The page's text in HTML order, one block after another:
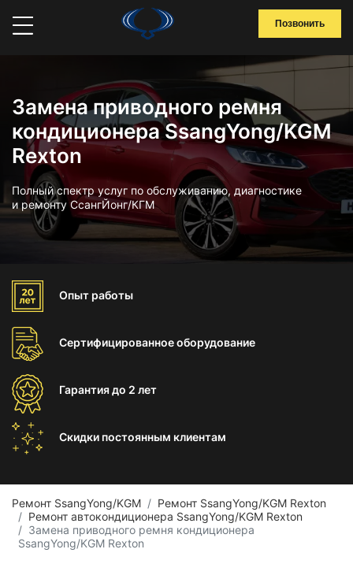
Позвонить
Замена приводного ремня
кондиционера SsangYong/KGM
Rexton
Полный спектр услуг по обслуживанию, диагностике
и ремонту СсангЙонг/КГМ
Опыт работы
Сертифицированноеоборудование
Гарантиядо 2 лет
Скидки постоянным клиентам
Ремонт SsangYong/KGM
Ремонт SsangYong/KGM Rexton
Ремонт автокондиционера SsangYong/KGM Rexton
Замена приводного ремня кондиционера
SsangYong/KGM Rexton